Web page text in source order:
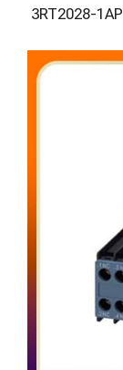
3RT2028-